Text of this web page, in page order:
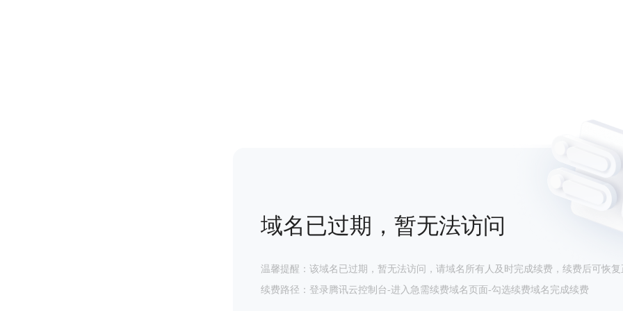
域名已过期，暂无法访问
温馨提醒：该域名已过期，暂无法访问，请域名所有人及时完成续费，续费后可恢复
续费路径：登录腾讯云控制台-进入急需续费域名页面-勾选续费域名完成续费